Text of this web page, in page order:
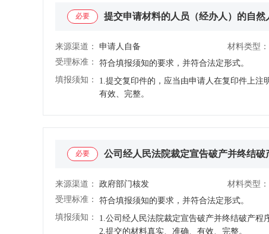
必要 提交申请材料的人员（经办人）的自然
来源渠道： 申请人自备 材料类型：
受理标准：
符合填报须知的要求，并符合法定形式。
填报须知：
1.提交复印件的，应当由申请人在复印件上注
有效、完整。
必要 公司经人民法院裁定宣告破产并终结破
来源渠道： 政府部门核发 材料类型：
受理标准：
符合填报须知的要求，并符合法定形式。
填报须知：
1.公司经人民法院裁定宣告破产并终结破产程
2.提交的材料真实、准确、有效、完整。